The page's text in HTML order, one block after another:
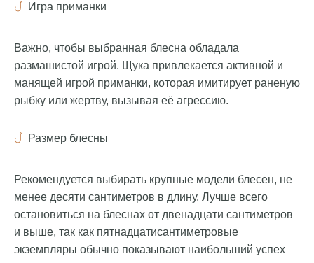
Игра приманки
Важно, чтобы выбранная блесна обладала
размашистой игрой. Щука привлекается активной и
манящей игрой приманки, которая имитирует раненую
рыбку или жертву, вызывая её агрессию.
Размер блесны
Рекомендуется выбирать крупные модели блесен, не
менее десяти сантиметров в длину. Лучше всего
остановиться на блеснах от двенадцати сантиметров
и выше, так как пятнадцатисантиметровые
экземпляры обычно показывают наибольший успех